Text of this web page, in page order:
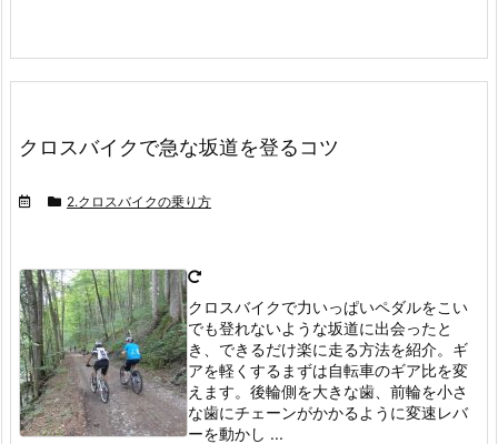
クロスバイクで急な坂道を登るコツ
2.クロスバイクの乗り方
クロスバイクで力いっぱいペダルをこい
でも登れないような坂道に出会ったと
き、できるだけ楽に走る方法を紹介。ギ
アを軽くする まずは自転車のギア比を変
えます。 後輪側を大きな歯、前輪を小さ
な歯にチェーンがかかるように変速レバ
ーを動かし ...